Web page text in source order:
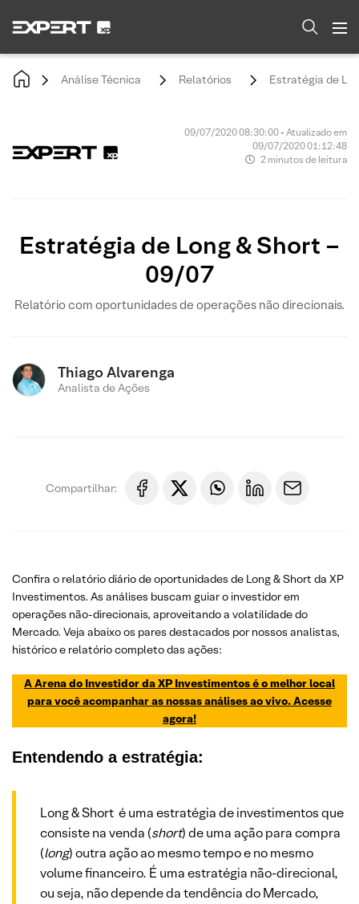
Análise Técnica Relatórios Estratégia de
09/07/2020 08:30:00 • Atualizado em
09/07/2020 01:12:48
2 minutos de leitura
Estratégia de Long & Short –
09/07
Relatório com oportunidades de operações não direcionais.
Thiago Alvarenga
Analista de Ações
Compartilhar:
Confira o relatório diário de oportunidades de Long & Short da XP
Investimentos. As análises buscam guiar o investidor em
operações não-direcionais, aproveitando a volatilidade do
Mercado. Veja abaixo os pares destacados por nossos analistas,
histórico e relatório completo das ações:
A Arena do Investidor da XP Investimentos é o melhor local
para você acompanhar as nossas análises ao vivo. Acesse
agora!
Entendendo a estratégia:
Long & Short é uma estratégia de investimentos que
consiste na venda (short) de uma ação para compra
(long) outra ação ao mesmo tempo e no mesmo
volume financeiro. É uma estratégia não-direcional,
ou seja, não depende da tendência do Mercado,